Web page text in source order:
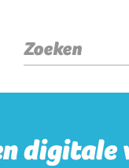
Zoeken
digitale